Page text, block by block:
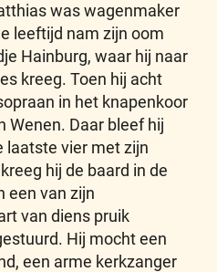
was wagenmaker
leeftijd nam zijn oom
Hainburg, waar hij naar
kreeg. Toen hij acht
in het knapenkoor
Wenen. Daar bleef hij
laatste vier met zijn
hij de baard in de
een van zijn
van diens pruik
Hij mocht een
een arme kerkzanger